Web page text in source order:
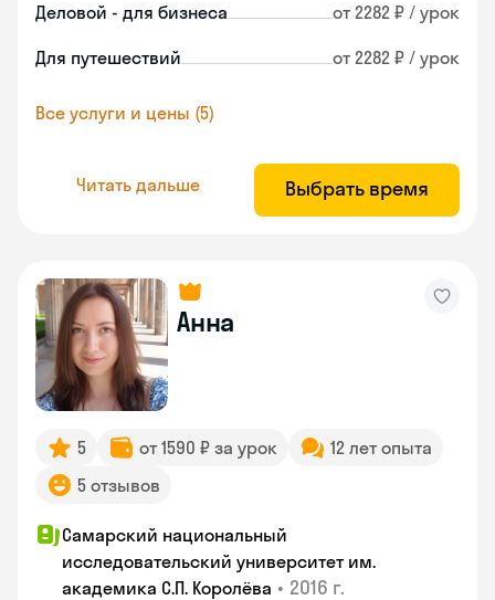
Деловой - для бизнеса от 2282 ₽ / урок
Для путешествий от 2282 ₽ / урок
Все услуги и цены (5)
Читать дальше Выбрать время
Анна
5 от 1590 ₽ за урок
12 лет опыта
5 отзывов
Самарский национальный
исследовательский университет им.
академика С.П. Королёва • 2016 г.